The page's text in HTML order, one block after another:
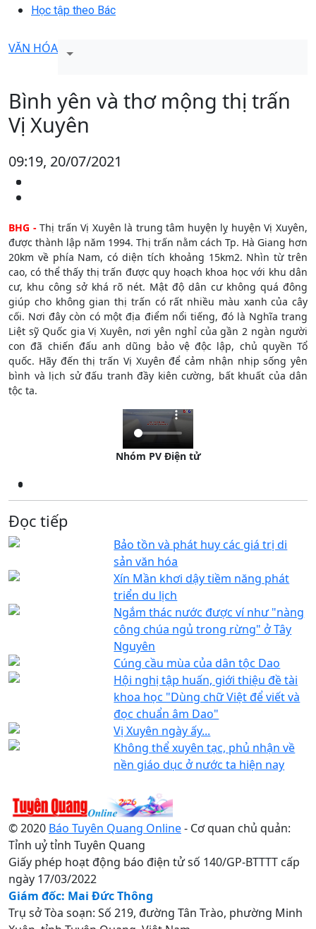
Học tập theo Bác
VĂN HÓA
Bình yên và thơ mộng thị trấn
Vị Xuyên
09:19, 20/07/2021
BHG -Thị trấn Vị Xuyên là trung tâm huyện lỵ huyện Vị Xuyên,
được thành lập năm 1994. Thị trấn nằm cách Tp. Hà Giang hơn
20km về phía Nam, có diện tích khoảng 15km2. Nhìn từ trên
cao, có thể thấy thị trấn được quy hoạch khoa học với khu dân
cư, khu công sở khá rõ nét. Mật độ dân cư không quá đông
giúp cho không gian thị trấn có rất nhiều màu xanh của cây
cối. Nơi đây còn có một địa điểm nổi tiếng, đó là Nghĩa trang
Liệt sỹ Quốc gia Vị Xuyên, nơi yên nghỉ của gần 2 ngàn người
con đã chiến đấu anh dũng bảo vệ độc lập, chủ quyền Tổ
quốc. Hãy đến thị trấn Vị Xuyên để cảm nhận nhịp sống yên
bình và lịch sử đấu tranh đầy kiên cường, bất khuất của dân
tộc ta.
Nhóm PV Điện tử
Đọc tiếp
Bảo tồn và phát huy các giá trị di
sản văn hóa
Xín Mần khơi dậy tiềm năng phát
triển du lịch
Ngắm thác nước được ví như "nàng
công chúa ngủ trong rừng" ở Tây
Nguyên
Cúng cầu mùa của dân tộc Dao
Hội nghị tập huấn, giới thiệu đề tài
khoa học "Dùng chữ Việt để viết và
đọc chuẩn âm Dao"
Vị Xuyên ngày ấy...
Không thể xuyên tạc, phủ nhận về
nền giáo dục ở nước ta hiện nay
© 2020 Báo Tuyên Quang Online- Cơ quan chủ quản:
Tỉnh uỷ tỉnh Tuyên Quang
Giấy phép hoạt động báo điện tử số 140/GP-BTTTT cấp
ngày 17/03/2022
Giám đốc: Mai Đức Thông
Trụ sở Tòa soạn: Số 219, đường Tân Trào, phường Minh